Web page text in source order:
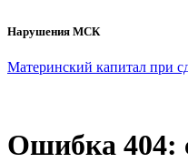
Нарушения МСК
Материнский капитал при
Ошибка 404: